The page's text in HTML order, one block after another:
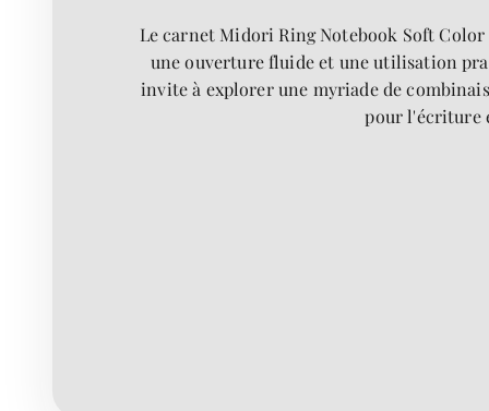
Le carnet Midori Ring Notebook Soft
une ouverture fluide et une utilisation
invite à explorer une myriade de
pour l'écriture